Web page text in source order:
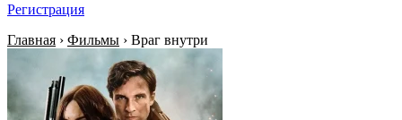
Регистрация
Главная › Фильмы › Враг внутри